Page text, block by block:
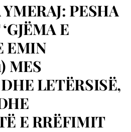
PESHA
E
EMIN
MES
LETËRSISË,
E RRËFIMIT